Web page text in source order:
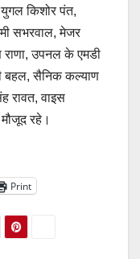
किशोर पंत,
सभरवाल, मेजर
राणा, उपनल के एमडी
बहल, सैनिक कल्याण
रावत, वाइस
रहे।
Print